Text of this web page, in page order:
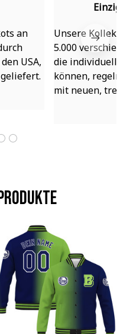
an
USA,
Unsere
5.000
die individuell
können,
mit neuen,